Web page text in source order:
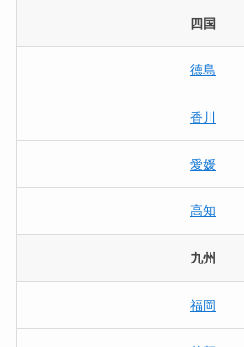
四国
徳島
香川
愛媛
高知
九州
福岡